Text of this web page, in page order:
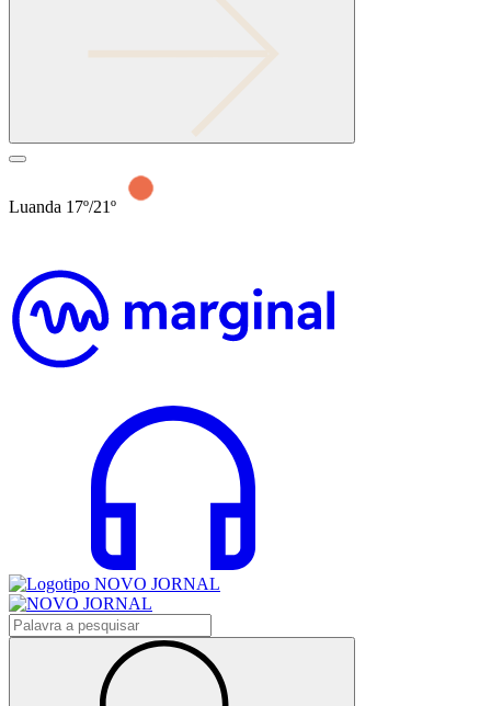
Luanda 17º/21º